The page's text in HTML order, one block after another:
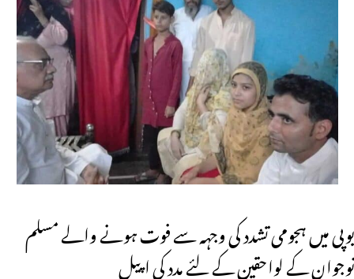
یوپی میں ہجومی تشدد کی وجہہ سے فوت ہونے والے مسلم
نوجوان کے لواحقین کے لئے مدد کی اپیل